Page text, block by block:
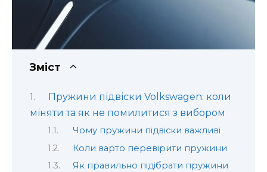
Зміст
Пружини підвіски Volkswagen: коли
міняти та як не помилитися з вибором
Чому пружини підвіски важливі
Коли варто перевірити пружини
Як правильно підібрати пружини